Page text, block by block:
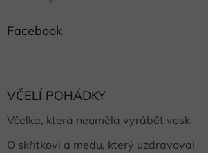
Facebook
VČELÍ POHÁDKY
Včelka, která neuměla vyrábět vosk
O skřítkovi a medu, který uzdravoval